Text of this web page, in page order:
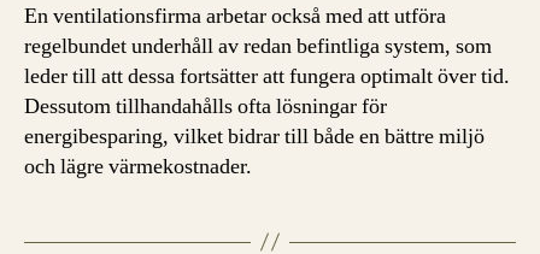
En ventilationsfirma arbetar också med att utföra
regelbundet underhåll av redan befintliga system, som
leder till att dessa fortsätter att fungera optimalt över tid.
Dessutom tillhandahålls ofta lösningar för
energibesparing, vilket bidrar till både en bättre miljö
och lägre värmekostnader.